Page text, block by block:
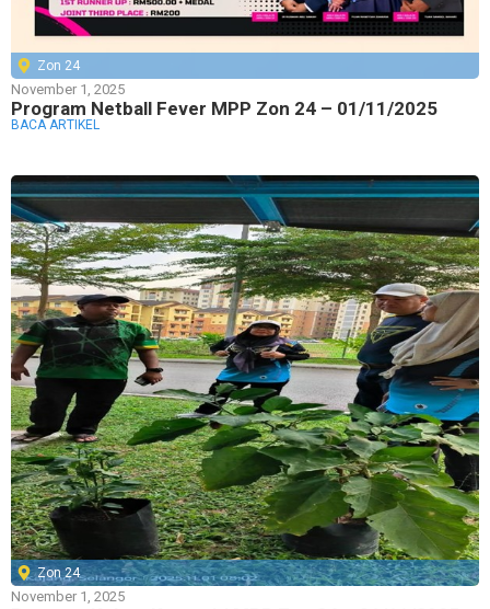
Zon 24
November 1, 2025
Program Netball Fever MPP Zon 24 – 01/11/2025
BACA ARTIKEL
Zon 24
November 1, 2025